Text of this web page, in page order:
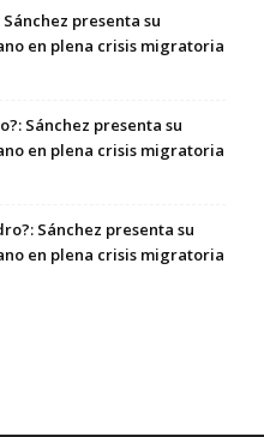
presenta su
en plena crisis migratoria
Sánchez presenta su
en plena crisis migratoria
Sánchez presenta su
en plena crisis migratoria